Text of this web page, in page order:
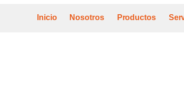
Inicio Nosotros Productos